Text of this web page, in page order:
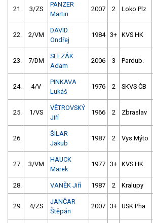
21. 3/ZS
PANZER
Martin
2007 2 Loko Plz
22. 2/VM
DAVID
Ondřej
1984 3+ KVS HK
23. 7/DM
SLEZÁK
Adam
2006 3 Pardub.
24. 4/V
PINKAVA
Lukáš
1976 2 SKVS ČB
25. 1/VS
VĚTROVSKÝ
Jiří
1966 2 Zbraslav
26.
ŠILAR
Jakub
1987 2 Vys.Mýto
27. 3/VM
HAUCK
Marek
1977 3+ KVS HK
28. VANĚK Jiří 1987 2 Kralupy
29. 4/ZS
JANČAR
Štěpán
2007 3+ USK Pha